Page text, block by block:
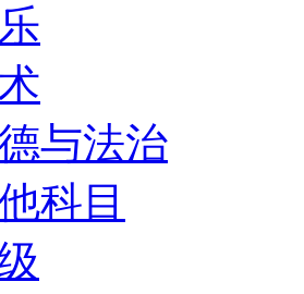
与法治
科目